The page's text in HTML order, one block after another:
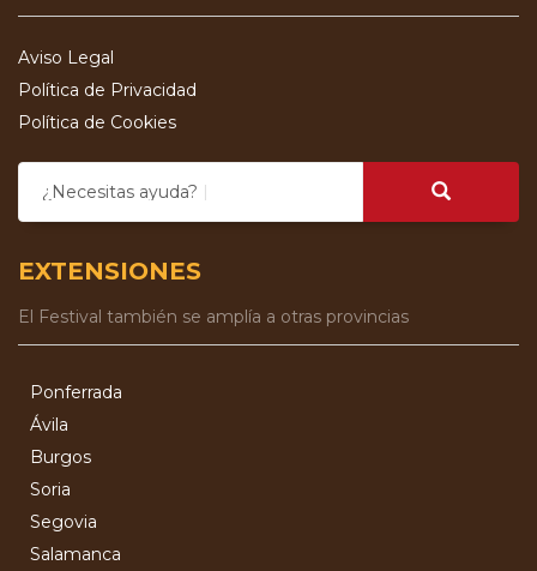
Aviso Legal
Política de Privacidad
Política de Cookies
¿Necesitas ayuda?
EXTENSIONES
El Festival también se amplía a otras provincias
Ponferrada
Ávila
Burgos
Soria
Segovia
Salamanca